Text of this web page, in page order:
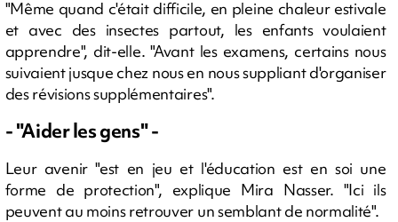
"Même quand c'était difficile, en pleine chaleur estivale
et avec des insectes partout, les enfants voulaient
apprendre", dit-elle. "Avant les examens, certains nous
suivaient jusque chez nous en nous suppliant d'organiser
des révisions supplémentaires".
- "Aider les gens" -
Leur avenir "est en jeu et l'éducation est en soi une
forme de protection", explique Mira Nasser. "Ici ils
peuvent au moins retrouver un semblant de normalité".